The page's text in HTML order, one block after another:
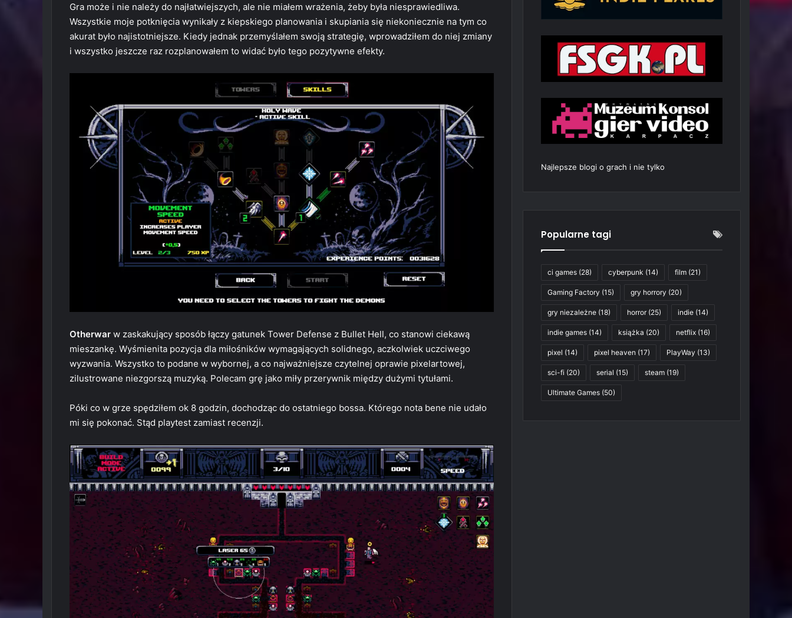
Gra może i nie należy do najłatwiejszych, ale nie miałem wrażenia, żeby była niesprawiedliwa.
Wszystkie moje potknięcia wynikały z kiepskiego planowania i skupiania się niekoniecznie na tym co
akurat było najistotniejsze. Kiedy jednak przemyślałem swoją strategię, wprowadziłem do niej zmiany
i wszystko jeszcze raz rozplanowałem to widać było tego pozytywne efekty.
Otherwar w zaskakujący sposób łączy gatunek Tower Defense z Bullet Hell, co stanowi ciekawą
mieszankę. Wyśmienita pozycja dla miłośników wymagających solidnego, aczkolwiek uczciwego
wyzwania. Wszystko to podane w wybornej, a co najważniejsze czytelnej oprawie pixelartowej,
zilustrowane niezgorszą muzyką. Polecam grę jako miły przerywnik między dużymi tytułami.
Póki co w grze spędziłem ok 8 godzin, dochodząc do ostatniego bossa. Którego nota bene nie udało
mi się pokonać. Stąd playtest zamiast recenzji.
Najlepsze blogi o grach i nie tylko
Popularne tagi
ci games (28) cyberpunk (14) film (21)
Gaming Factory (15) gry horrory (20)
gry niezależne (18) horror(25) indie (14)
indie games (14) książka (20) netflix (16)
pixel (14) pixel heaven (17) PlayWay (13)
sci-fi (20) serial (15) steam (19)
Ultimate Games (50)